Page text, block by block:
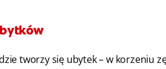
tworzy się ubytek – w korzeniu